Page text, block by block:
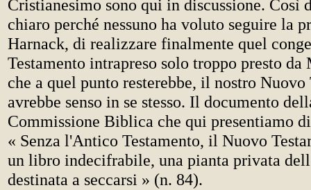
Cristianesimo sono qui in discussione. Così
chiaro perché nessuno ha voluto seguire la
Harnack, di realizzare finalmente quel
Testamento intrapreso solo troppo presto
che a quel punto resterebbe, il nostro Nuovo
avrebbe senso in se stesso. Il documento
Commissione Biblica che qui presentiamo
« Senza l'Antico Testamento, il Nuovo
un libro indecifrabile, una pianta privata
destinata a seccarsi » (n. 84).